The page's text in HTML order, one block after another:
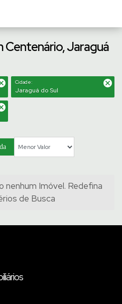
Centenário, Jaraguá
Cidade:
Jaraguá do Sul
nenhum Imóvel. Redefina
de Busca